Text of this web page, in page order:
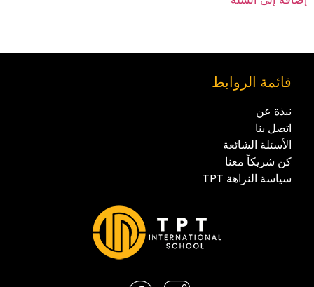
قائمة الروابط
نبذة عن
اتصل بنا
الأسئلة الشائعة
كن شريكاً معنا
سياسة النزاهة TPT